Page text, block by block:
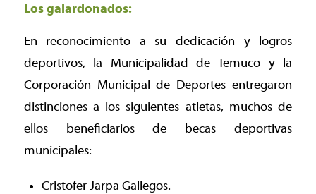
Los galardonados:
En reconocimiento a su dedicación y logros
deportivos, la Municipalidad de Temuco y la
Corporación Municipal de Deportes entregaron
distinciones a los siguientes atletas, muchos de
ellos beneficiarios de becas deportivas
municipales:
Cristofer Jarpa Gallegos.